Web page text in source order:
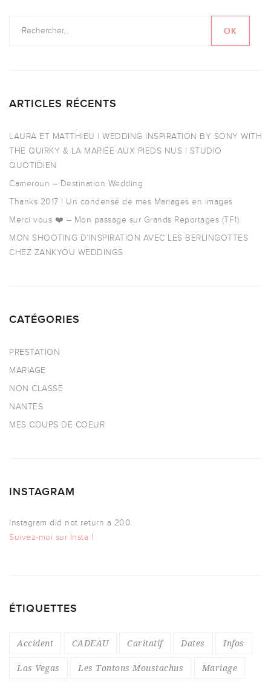
ARTICLES RÉCENTS
LAURA ET MATTHIEU | WEDDING INSPIRATION BY SONY WITH
THE QUIRKY & LA MARIÉE AUX PIEDS NUS | STUDIO
QUOTIDIEN
Cameroun – Destination Wedding
Thanks 2017 ! Un condensé de mes Mariages en images
Merci vous ❤️ – Mon passage sur Grands Reportages (TF1)
MON SHOOTING D’INSPIRATION AVEC LES BERLINGOTTES
CHEZ ZANKYOU WEDDINGS
CATÉGORIES
PRESTATION
MARIAGE
NON CLASSE
NANTES
MES COUPS DE COEUR
INSTAGRAM
Instagram did not return a 200.
Suivez-moi sur Insta !
ÉTIQUETTES
Accident CADEAU Caritatif Dates Infos
Las Vegas Les Tontons Moustachus Mariage